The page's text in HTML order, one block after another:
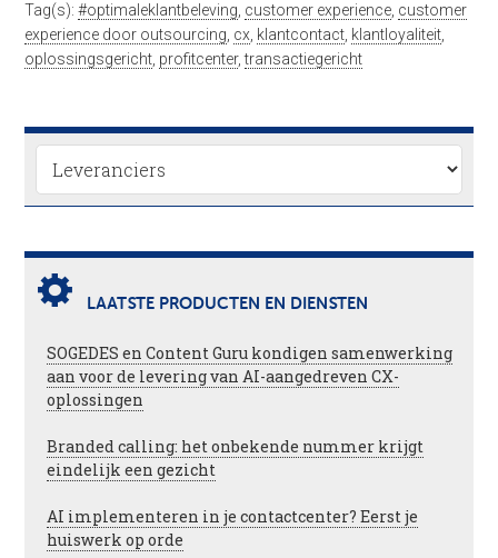
Tag(s):#optimaleklantbeleving customer experience customer
experience door outsourcing cx klantcontact klantloyaliteit
oplossingsgericht profitcenter,transactiegericht
LAATSTE PRODUCTEN EN DIENSTEN
SOGEDES en Content Guru kondigen samenwerking
aan voor de levering van AI-aangedreven CX-
oplossingen
Branded calling: het onbekende nummer krijgt
eindelijk een gezicht
AI implementeren in je contactcenter? Eerst je
huiswerk op orde